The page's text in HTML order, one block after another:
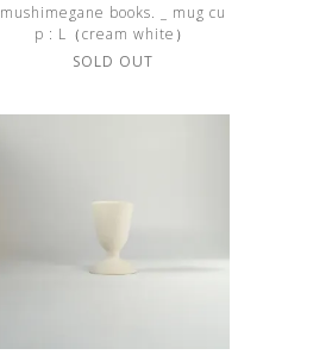
mushimegane books. _ mug cu
p : L（cream white）
SOLD OUT